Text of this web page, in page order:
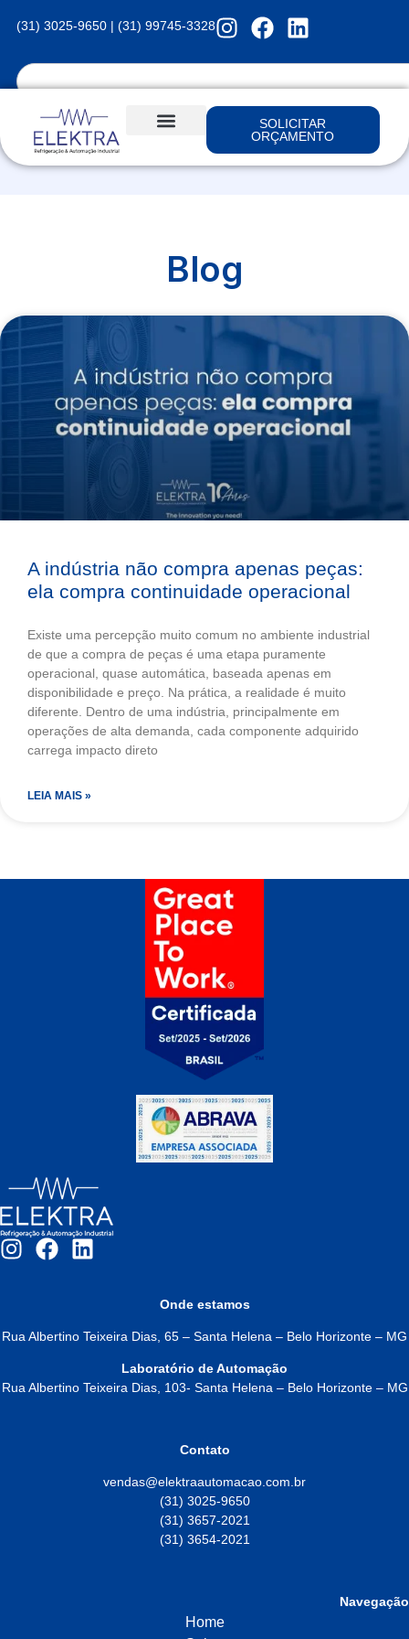
(31) 3025-9650 | (31) 99745-3328
SOLICITAR
ORÇAMENTO
Blog
A indústria não compra apenas peças:
ela compra continuidade operacional
Existe uma percepção muito comum no ambiente industrial
de que a compra de peças é uma etapa puramente
operacional, quase automática, baseada apenas em
disponibilidade e preço. Na prática, a realidade é muito
diferente. Dentro de uma indústria, principalmente em
operações de alta demanda, cada componente adquirido
carrega impacto direto
LEIA MAIS »
Onde estamos
Rua Albertino Teixeira Dias, 65 – Santa Helena – Belo Horizonte – MG
Laboratório de Automação
Rua Albertino Teixeira Dias, 103- Santa Helena – Belo Horizonte – MG
Contato
vendas@elektraautomacao.com.br
(31) 3025-9650
(31) 3657-2021
(31) 3654-2021
Navegação
Home